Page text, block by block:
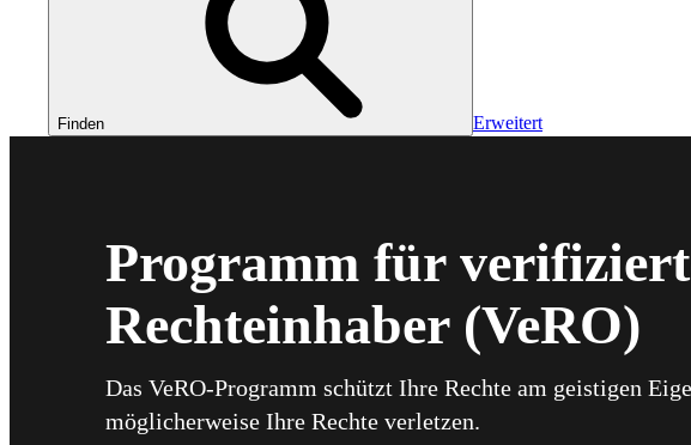
Finden Erweitert
Programm für
Rechteinhaber (VeRO)
Das VeRO-Programm schützt Ihre Rechte am geistigen
möglicherweise Ihre Rechte verletzen.